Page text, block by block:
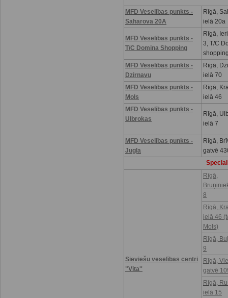
MFD Veselības punkts -
Saharova 20A
Rīgā,
ielā 20a
MFD Veselības punkts -
T/C Domina Shopping
Rīgā,
3, T/C
MFD Veselības punkts -
Dzirnavu
Rīgā,
ielā 70
MFD Veselības punkts -
Mols
Rīgā,
ielā 46
MFD Veselības punkts -
Ulbrokas
Rīgā,
ielā 7
MFD Veselības punkts -
Jugla
Rīgā,
gatvē
Sieviešu veselības centri
"Vita''
Rīgā,
8
Rīgā,
ielā 46
Mols)
Rīgā,
9
Rīgā,
gatvē
Rīgā,
ielā 15